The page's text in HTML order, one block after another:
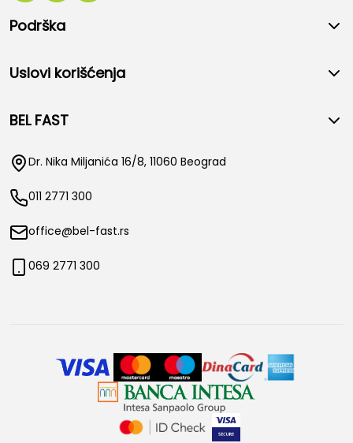
Podrška
Uslovi korišćenja
BEL FAST
Dr. Nika Miljanića 16/8, 11060 Beograd
011 2771 300
office@bel-fast.rs
069 2771 300